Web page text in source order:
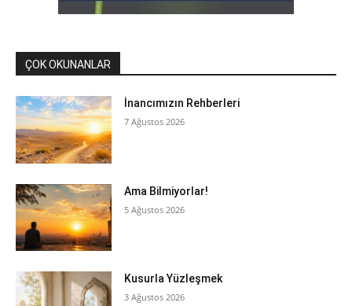
ÇOK OKUNANLAR
İnancımızın Rehberleri
7 Ağustos 2026
Ama Bilmiyorlar!
5 Ağustos 2026
Kusurla Yüzleşmek
3 Ağustos 2026